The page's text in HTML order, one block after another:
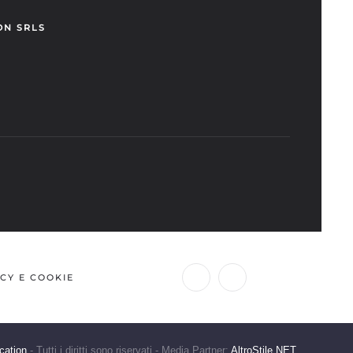
SRLS
E COOKIE
- Tutti i diritti sono riservati - Media Partner: AltroStile.NET